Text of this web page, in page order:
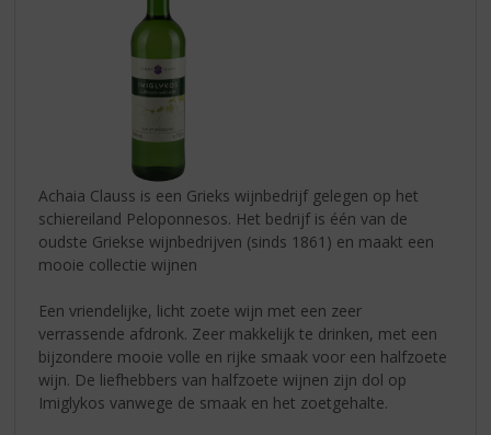
Achaia Clauss is een Grieks wijnbedrijf gelegen op het
schiereiland Peloponnesos. Het bedrijf is één van de
oudste Griekse wijnbedrijven (sinds 1861) en maakt een
mooie collectie wijnen
Een vriendelijke, licht zoete wijn met een zeer
verrassende afdronk. Zeer makkelijk te drinken, met een
bijzondere mooie volle en rijke smaak voor een halfzoete
wijn. De liefhebbers van halfzoete wijnen zijn dol op
Imiglykos vanwege de smaak en het zoetgehalte.